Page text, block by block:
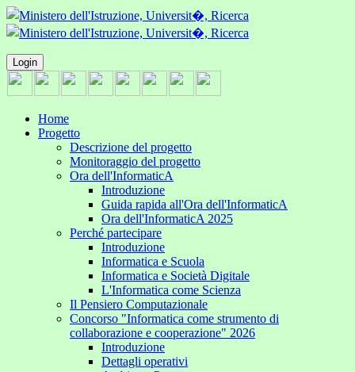
Login
Home
Progetto
Descrizione del progetto
Monitoraggio del progetto
Ora dell'InformaticA
Introduzione
Guida rapida all'Ora dell'InformaticA
Ora dell'InformaticA 2025
Perché partecipare
Introduzione
Informatica e Scuola
Informatica e Società Digitale
L'Informatica come Scienza
Il Pensiero Computazionale
Concorso "Informatica come strumento di
collaborazione e cooperazione" 2026
Introduzione
Dettagli operativi